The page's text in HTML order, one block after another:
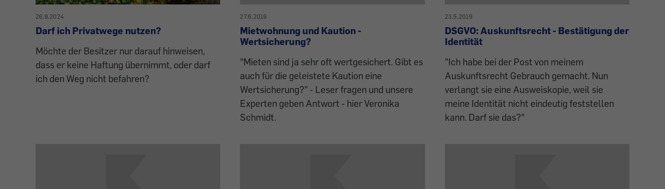
26.9.2024
Darf ich Privatwege nutzen?
Möchte der Besitzer nur darauf hinweisen,
dass er keine Haftung übernimmt, oder darf
ich den Weg nicht befahren?
27.6.2019
Mietwohnung und Kaution -
Wertsicherung?
"Mieten sind ja sehr oft wertgesichert. Gibt es
auch für die geleistete Kaution eine
Wertsicherung?" - Leser fragen und unsere
Experten geben Antwort - hier Veronika
Schmidt.
23.5.2019
DSGVO: Auskunftsrecht - Bestätigung der
Identität
"Ich habe bei der Post von meinem
Auskunftsrecht Gebrauch gemacht. Nun
verlangt sie eine Ausweiskopie, weil sie
meine Identität nicht eindeutig feststellen
kann. Darf sie das?"